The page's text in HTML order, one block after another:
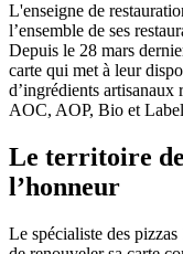
L'enseigne de
l’ensemble de ses
Depuis le 28 mars
carte qui met à leur
d’ingrédients artisanaux
AOC, AOP, Bio et
Le territoire
l’honneur
Le spécialiste des